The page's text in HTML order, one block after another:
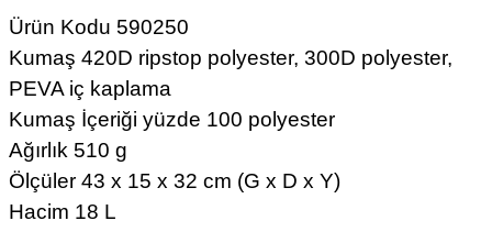
Ürün Kodu 590250
Kumaş 420D ripstop polyester, 300D polyester,
PEVA iç kaplama
Kumaş İçeriği yüzde 100 polyester
Ağırlık 510 g
Ölçüler 43 x 15 x 32 cm (G x D x Y)
Hacim 18 L